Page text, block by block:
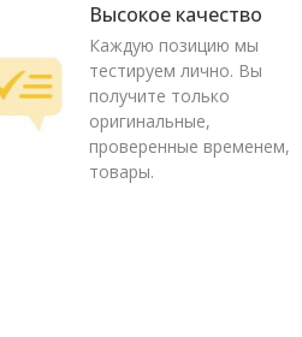
Высокое качество
Каждую позицию мы
тестируем лично. Вы
получите только
оригинальные,
проверенные временем,
товары.